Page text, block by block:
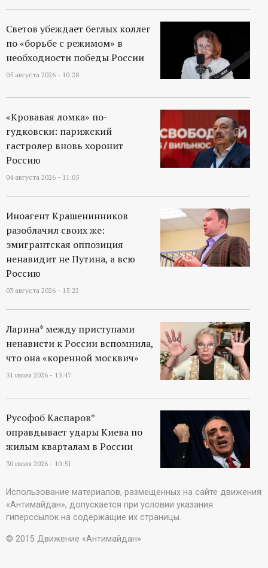
о
р
т
а
л
Светов убеждает беглых коллег
по «борьбе с режимом» в
необходиости победы России
05 августа 2026 - 10:28
«Кровавая ломка» по-
гудковски: парижский
гастролер вновь хоронит
Россию
04 августа 2026 - 11:05
Иноагент Крашенинников
разоблачил своих же:
эмигрантская оппозиция
ненавидит не Путина, а всю
Россию
03 августа 2026 - 15:22
Ларина* между приступами
ненависти к России вспомнила,
что она «коренной москвич»
31 июля 2026 - 13:47
Русофоб Каспаров*
оправдывает удары Киева по
жилым кварталам в России
30 июля 2026 - 10:51
Использование материалов, размещенных на сайте движения
«Антимайдан», допускается при условии указания
гиперссылок на содержащие их страницы.
© 2015 Движение «Антимайдан»